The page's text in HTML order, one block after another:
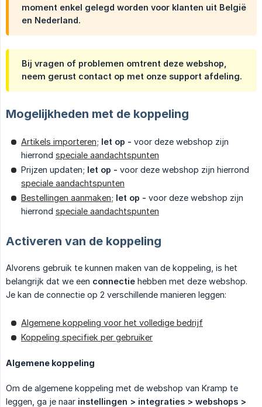
moment enkel gelegd worden voor klanten uit België
en Nederland.
Bij vragen of problemen omtrent deze webshop,
neem gerust contact op met onze support afdeling.
Mogelijkheden met de koppeling
Artikels importeren; let op - voor deze webshop zijn
hierrond speciale aandachtspunten
Prijzen updaten; let op - voor deze webshop zijn hierrond
speciale aandachtspunten
Bestellingen aanmaken; let op - voor deze webshop zijn
hierrond speciale aandachtspunten
Activeren van de koppeling
Alvorens gebruik te kunnen maken van de koppeling, is het
belangrijk dat we een connectie hebben met deze webshop.
Je kan de connectie op 2 verschillende manieren leggen:
Algemene koppeling voor het volledige bedrijf
Koppeling specifiek per gebruiker
Algemene koppeling
Om de algemene koppeling met de webshop van Kramp te
leggen, ga je naar instellingen > integraties > webshops >